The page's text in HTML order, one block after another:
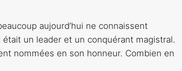
aujourd’hui ne connaissent
était un leader et un conquérant magistral.
nommées en son honneur. Combien en